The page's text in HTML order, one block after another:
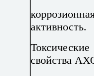
активность.
Токсические
свойства